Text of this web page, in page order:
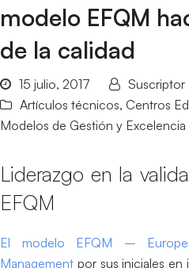
modelo EFQM
de la calidad
15 julio, 2017
Suscriptor
Artículos técnicos, Centros
Modelos de Gestión y Excelencia
Liderazgo en la
EFQM
El modelo EFQM –
Management por sus iniciales